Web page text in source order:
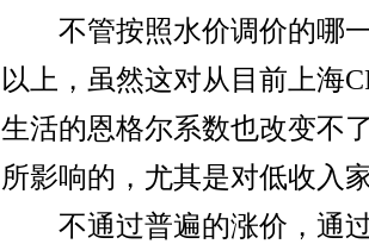
不管按照水价调价的哪一
以上，虽然这对从目前上海
生活的恩格尔系数也改变不
所影响的，尤其是对低收入
不通过普遍的涨价，通过